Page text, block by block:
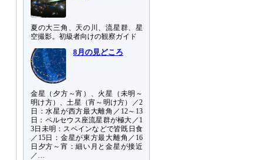
夏の大三角、天の川、流星群、星
空撮影。初級者向けの観察ガイド
8月の見どころ
金星（夕方～宵）、火星（未明～
明け方）、土星（宵～明け方）／2
日：水星が西方最大離角／12～13
日：ペルセウス座流星群が極大／1
3日未明：スペインなどで皆既日食
／15日：金星が東方最大離角／16
日夕方～宵：細い月と金星が接近
／…